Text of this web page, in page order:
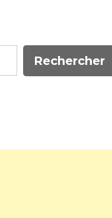
Rechercher